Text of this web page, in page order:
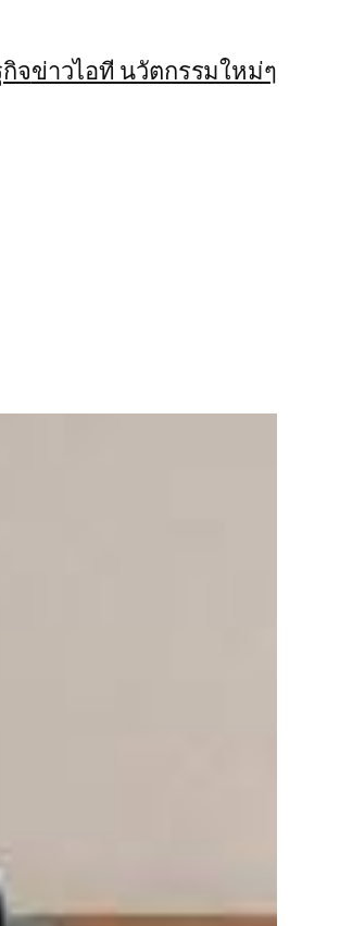
จข่าวไอที นวัตกรรมใหม่ๆ